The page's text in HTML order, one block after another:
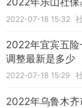
2022-07-18 15:32
2022年宜宾五
调整最新是多少
2022-07-18 15:29
2022年乌鲁木齐